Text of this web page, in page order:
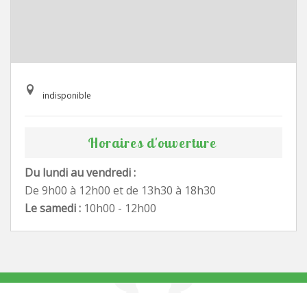
indisponible
Horaires d'ouverture
Du lundi au vendredi :
De 9h00 à 12h00 et de 13h30 à 18h30
Le samedi : 10h00 - 12h00